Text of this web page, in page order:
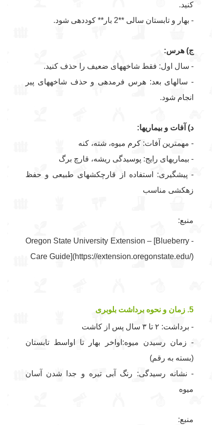
کنید.
- بهار و تابستان سالی **2 بار** کوددهی شود.
ج) هرس:
- سال اول: فقط شاخههای ضعیف را حذف کنید.
- سالهای بعد: هرس فرمدهی و حذف شاخههای پیر
انجام شود.
د) آفات و بیماریها:
- مهمترین آفات: کرم میوه، شته، کنه
- بیماریهای رایج: پوسیدگی ریشه، قارچ برگ
- پیشگیری: استفاده از قارچکشهای طبیعی و حفظ
زهکشی مناسب
منبع:
- Oregon State University Extension – [Blueberry
Care Guide](https://extension.oregonstate.edu/)
5. زمان و نحوه برداشت بلوبری
- برداشت: ۲ تا ۳ سال پس از کاشت
- زمان رسیدن میوه:اواخر بهار تا اواسط تابستان
(بسته به رقم)
- نشانه رسیدگی: رنگ آبی تیره و جدا شدن آسان
میوه
منبع: